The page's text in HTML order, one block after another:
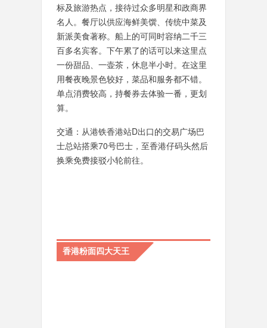
标及旅游热点，接待过众多明星和政商界
名人。餐厅以供应海鲜美馔、传统中菜及
新派美食著称。船上的可同时容纳二千三
百多名宾客。下午累了的话可以来这里点
一份甜品、一壶茶，休息半小时。在这里
用餐夜晚景色较好，菜品和服务都不错。
单点消费较高，持餐券去体验一番，更划
算。
交通：从港铁香港站D出口的交易广场巴
士总站搭乘70号巴士，至香港仔码头然后
换乘免费接驳小轮前往。
香港粉面四大天王